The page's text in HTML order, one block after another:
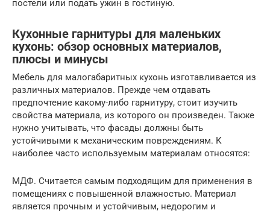
постели или подать ужин в гостиную.
Кухонные гарнитуры для маленьких
кухонь: обзор основных материалов,
плюсы и минусы
Мебель для малогабаритных кухонь изготавливается из
различных материалов. Прежде чем отдавать
предпочтение какому-либо гарнитуру, стоит изучить
свойства материала, из которого он произведен. Также
нужно учитывать, что фасады должны быть
устойчивыми к механическим повреждениям. К
наиболее часто используемым материалам относятся:
МДФ. Считается самым подходящим для применения в
помещениях с повышенной влажностью. Материал
является прочным и устойчивым, недорогим и